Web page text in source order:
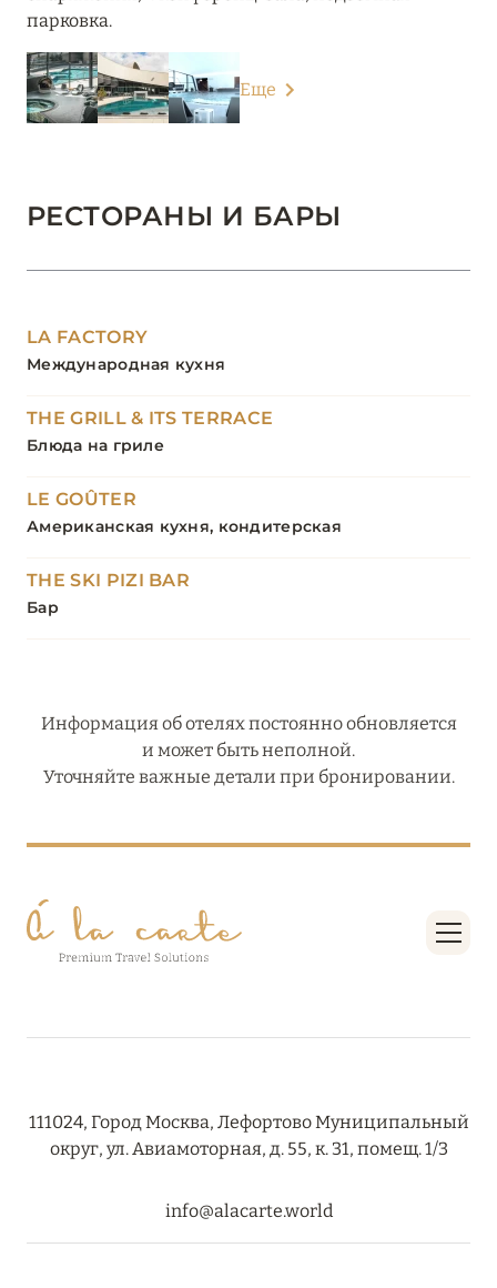
парковка.
Еще
РЕСТОРАНЫ И БАРЫ
LA FACTORY
Международная кухня
THE GRILL & ITS TERRACE
Блюда на гриле
LE GOÛTER
Американская кухня, кондитерская
THE SKI PIZI BAR
Бар
Информация об отелях постоянно обновляется
и может быть неполной.
Уточняйте важные детали при бронировании.
111024, Город Москва, Лефортово Муниципальный
округ, ул. Авиамоторная, д. 55, к. 31, помещ. 1/3
info@alacarte.world